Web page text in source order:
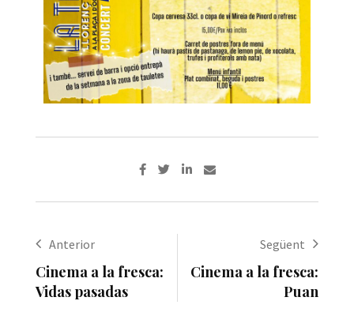
Anterior
Cinema a la fresca:
Vidas pasadas
Següent
Cinema a la fresca:
Puan